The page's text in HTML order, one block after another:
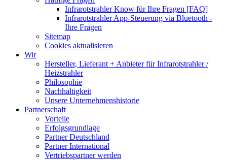
Infrarotstrahler Know für Ihre Fragen [FAQ]
Infrarotstrahler App-Steuerung via Bluetooth -
Ihre Fragen
Sitemap
Cookies aktualisieren
Wir
Hersteller, Lieferant + Anbieter für Infrarotstrahler /
Heizstrahler
Philosophie
Nachhaltigkeit
Unsere Unternehmenshistorie
Partnerschaft
Vorteile
Erfolgsgrundlage
Partner Deutschland
Partner International
Vertriebspartner werden